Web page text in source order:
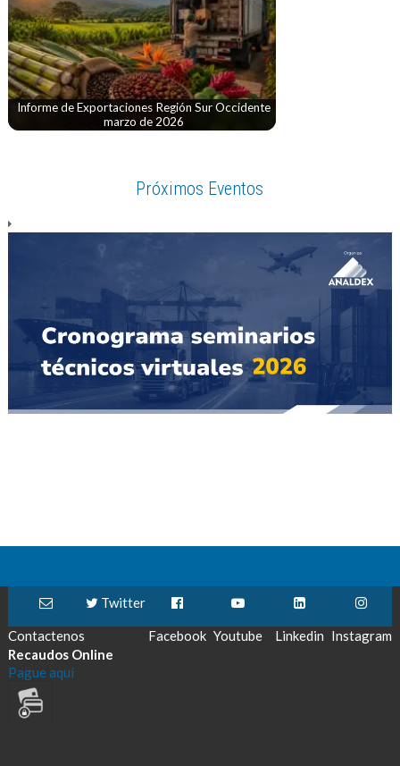
Informe de Exportaciones Región Sur Occidente
marzo de 2026
Próximos Eventos
Contactenos
Twitter
Facebook Youtube Linkedin Instagram
Recaudos Online
Pague aquí